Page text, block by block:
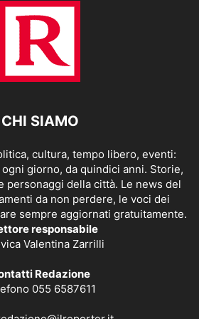
CHI SIAMO
cultura, tempo libero, eventi:
giorno, da quindici anni. Storie,
personaggi della città. Le news del
da non perdere, le voci dei
sempre aggiornati gratuitamente.
responsabile
Valentina Zarrilli
Redazione
055 6587611